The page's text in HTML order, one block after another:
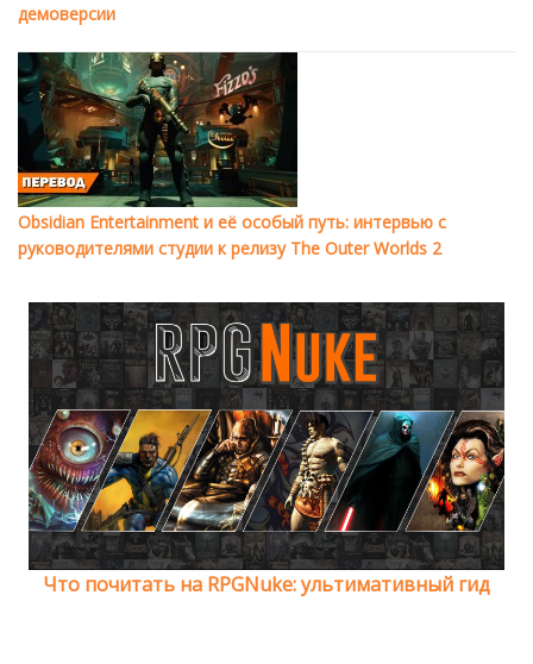
демоверсии
Obsidian Entertainment и её особый путь: интервью с
руководителями студии к релизу The Outer Worlds 2
Что почитать на RPGNuke: ультимативный гид